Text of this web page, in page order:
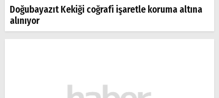
Doğubayazıt Kekiği coğrafi işaretle koruma altına
alınıyor